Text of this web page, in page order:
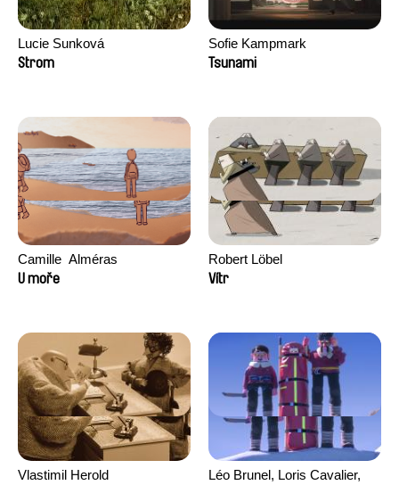
Lucie Sunková
Strom
Sofie Kampmark
Tsunami
Camille​ ​ ​Alméras
U moře
Robert Löbel
Vítr
Vlastimil Herold
Léo Brunel, Loris Cavalier,